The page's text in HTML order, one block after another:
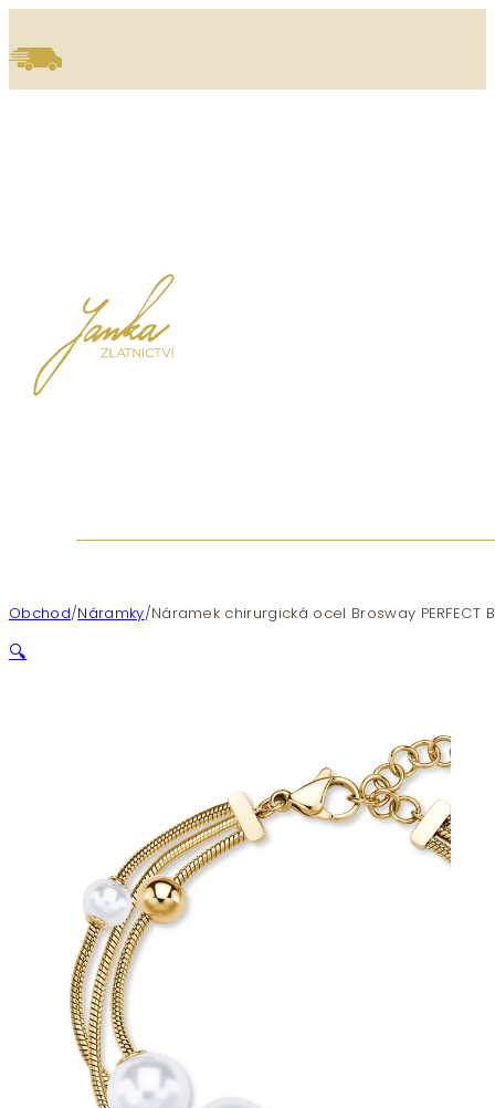
Obchod/Náramky/Náramek chirurgická ocel Brosway PERFECT
🔍